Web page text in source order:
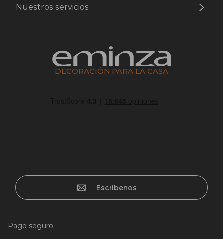
Nuestros servicios
DECORACIÓN PARA LA CASA
Escríbenos
Pago seguro